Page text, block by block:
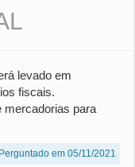
levado em
fiscais.
mercadorias para
Perguntado em 05/11/2021